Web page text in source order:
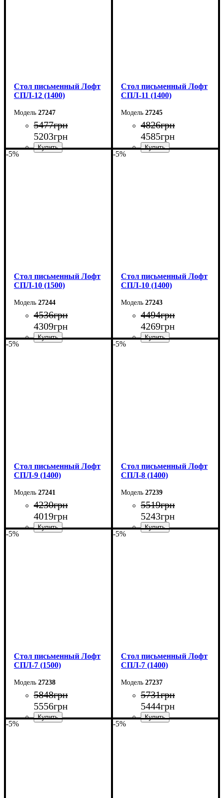
Стол письменный Лофт
СПЛ-12 (1400)
27247
5477грн
5203грн
Стол письменный Лофт
СПЛ-11 (1400)
27245
4826грн
4585грн
-5%
Стол письменный Лофт
СПЛ-10 (1500)
27244
4536грн
4309грн
-5%
Стол письменный Лофт
СПЛ-10 (1400)
27243
4494грн
4269грн
-5%
Стол письменный Лофт
СПЛ-9 (1400)
27241
4230грн
4019грн
-5%
Стол письменный Лофт
СПЛ-8 (1400)
27239
5519грн
5243грн
-5%
Стол письменный Лофт
СПЛ-7 (1500)
27238
5848грн
5556грн
-5%
Стол письменный Лофт
СПЛ-7 (1400)
27237
5731грн
5444грн
-5% -5%